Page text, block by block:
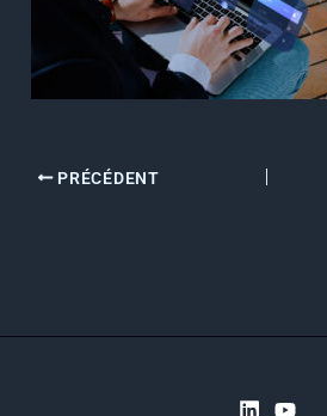
PRÉCÉDENT